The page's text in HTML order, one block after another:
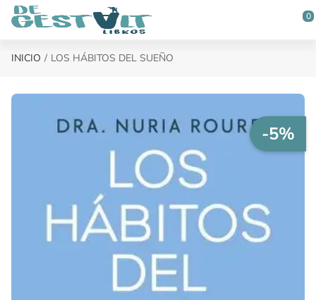
Saltar al contenido principal
0
INICIO LOS HÁBITOS DEL SUEÑO
-5%